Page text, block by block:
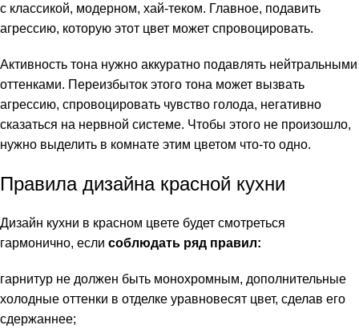
с классикой, модерном, хай-теком. Главное, подавить
агрессию, которую этот цвет может спровоцировать.
Активность тона нужно аккуратно подавлять нейтральными
оттенками. Переизбыток этого тона может вызвать
агрессию, спровоцировать чувство голода, негативно
сказаться на нервной системе. Чтобы этого не произошло,
нужно выделить в комнате этим цветом что-то одно.
Правила дизайна красной кухни
Дизайн кухни в красном цвете будет смотреться
гармонично, если соблюдать ряд правил:
гарнитур не должен быть монохромным, дополнительные
холодные оттенки в отделке уравновесят цвет, сделав его
сдержаннее;